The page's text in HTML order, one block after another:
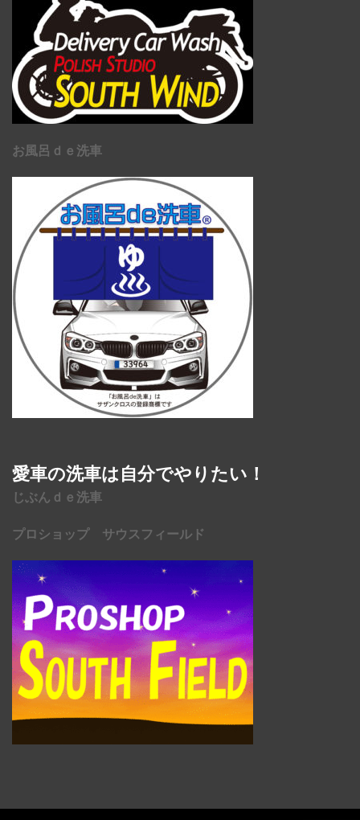
お風呂ｄｅ洗車
愛車の洗車は自分でやりたい！
じぶんｄｅ洗車
プロショップ サウスフィールド